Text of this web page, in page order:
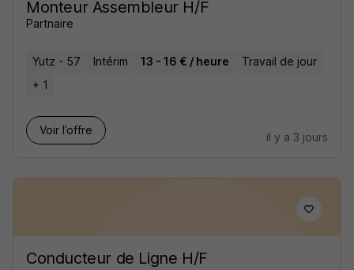
Monteur Assembleur H/F
Partnaire
Yutz - 57 Intérim 13 - 16 € / heure
Travail de jour
+ 1
Voir l’offre
il y a 3 jours
Conducteur de Ligne H/F